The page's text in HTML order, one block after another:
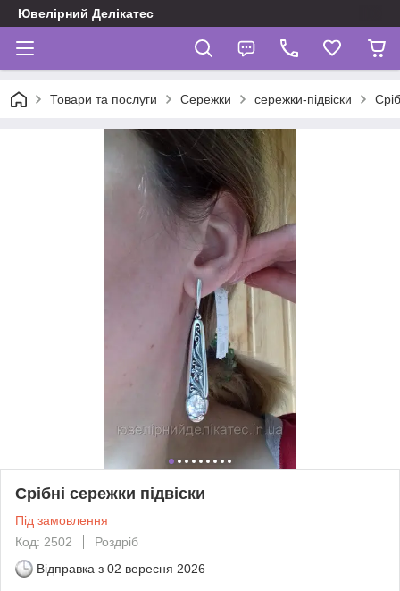
Ювелірний Делікатес
Товари та послуги Сережки сережки-підвіски
Срібні сережки підвіски
Під замовлення
Код: 2502
Роздріб
Відправка з 02 вересня 2026